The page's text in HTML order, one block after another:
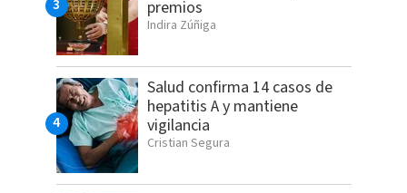
premios
Indira Zúñiga
Salud confirma 14 casos de
hepatitis A y mantiene
vigilancia
Cristian Segura